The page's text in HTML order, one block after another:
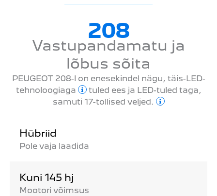
208
Vastupandamatu ja
lõbus sõita
PEUGEOT 208-l on enesekindel nägu, täis-LED-
tehnoloogiaga
tuled ees ja LED-tuled taga,
samuti 17-tollised veljed.
Hübriid
Pole vaja laadida
Kuni 145 hj
Mootori võimsus